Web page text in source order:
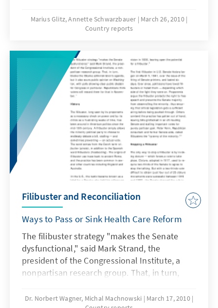
mosambikanischen Regierung zu einem
erfreulichen Ende gekommen seien und die
werde. Damit fand der sogenannte
„Geberstreik“ in Mosambik ein Ende.
Marius Glitz, Annette Schwarzbauer
March 26, 2010
Country reports
Filibuster and Reconciliation
Ways to Pass or Sink Health Care Reform
The filibuster strategy "makes the Senate
dysfunctional," said Mark Strand, the
president of the Congressional Institute, a
nonpartisan research group. That, in turn,
but it also sours public opinion on
Dr. Norbert Wagner, Michal Machnowski
March 17, 2010